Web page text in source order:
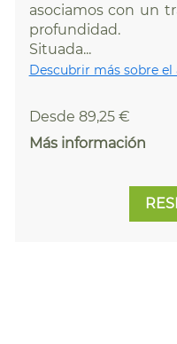
asociamos con un
profundidad.
Situada...
Descubrir más sobre
Desde 89,25 €
Más información